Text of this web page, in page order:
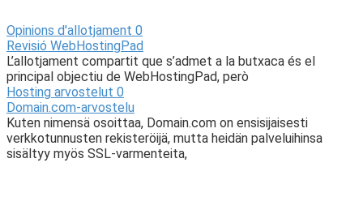
Opinions d'allotjament 0
Revisió WebHostingPad
L’allotjament compartit que s’admet a la butxaca és el
principal objectiu de WebHostingPad, però
Hosting arvostelut 0
Domain.com-arvostelu
Kuten nimensä osoittaa, Domain.com on ensisijaisesti
verkkotunnusten rekisteröijä, mutta heidän palveluihinsa
sisältyy myös SSL-varmenteita,